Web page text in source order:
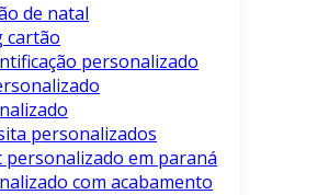
de natal
cartão
personalizado
personalizados
personalizado em paraná
com acabamento